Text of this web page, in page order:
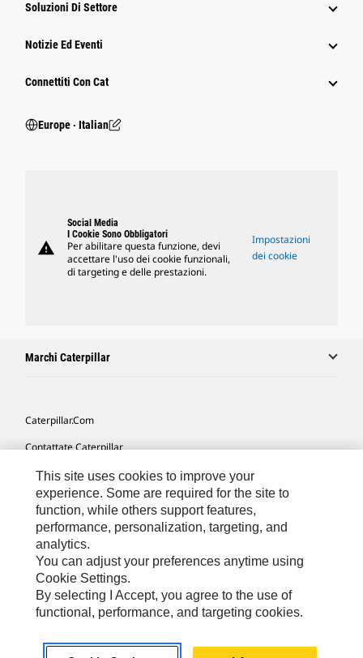
Soluzioni Di Settore
Notizie Ed Eventi
Connettiti Con Cat
Europe ‧ Italian
warning
Social Media
I Cookie Sono Obbligatori
Per abilitare questa funzione, devi
accettare l'uso dei cookie funzionali,
di targeting e delle prestazioni.
Impostazioni
dei cookie
Marchi Caterpillar
Caterpillar.com
Contattate Caterpillar
Le Mie Preferenze Di Marketing
Mappa Del Sito
Cookie Settings
Informazioni Legali
Tutela Della Privacy
Europe - Italian© 2026 Caterpillar. Tutti i diritti riservati.
This site uses cookies to improve your
experience. Some are required for the site to
function, while others support features,
performance, personalization, targeting, and
analytics.
You can adjust your preferences anytime using
Cookie Settings.
By selecting I Accept, you agree to the use of
functional, performance, and targeting cookies.